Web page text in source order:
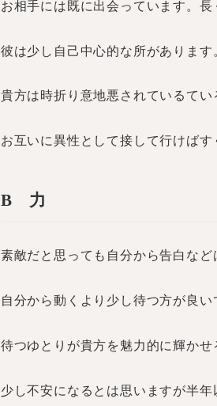
お相手には既に出会っています。
彼は少し自己中心的な所がありま
貴方は時折り意地悪されているて
お互いに異性として接して行けばす
B 力
素敵だと思っても自分から告白な
自分から動くより少し待つ方が良い
待つゆとりが貴方を魅力的に輝か
少し不安になるとは思いますが半